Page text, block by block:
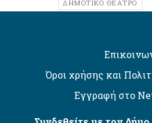
ΔΗΜΟΤΙΚΌ ΘΈΑΤΡΟ
Όροι χρήσης και
Εγγραφή στο